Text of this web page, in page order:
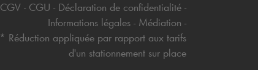
CGV
CGU
Déclaration de confidentialité
Informations légales
Médiation
* Réduction appliquée par rapport aux tarifs
d'un stationnement sur place